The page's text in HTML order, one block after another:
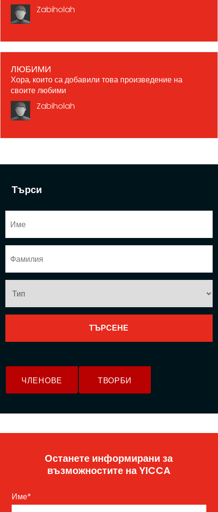
Търси
ЧЛЕНОВЕ ТВОРБИ
Zabiholah
ЛЮБИМИ
Хора, които са добавили това произведение на
своите любими
Zabiholah
Останете информирани за
възможностите на YICCA
Име*